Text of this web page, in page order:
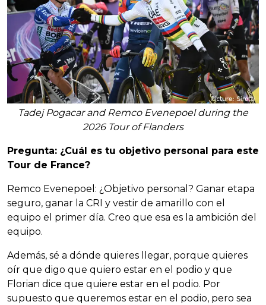
Tadej Pogacar and Remco Evenepoel during the
2026 Tour of Flanders
Pregunta: ¿Cuál es tu objetivo personal para este
Tour de France?
Remco Evenepoel: ¿Objetivo personal? Ganar etapa
seguro, ganar la CRI y vestir de amarillo con el
equipo el primer día. Creo que esa es la ambición del
equipo.
Además, sé a dónde quieres llegar, porque quieres
oír que digo que quiero estar en el podio y que
Florian dice que quiere estar en el podio. Por
supuesto que queremos estar en el podio, pero sea